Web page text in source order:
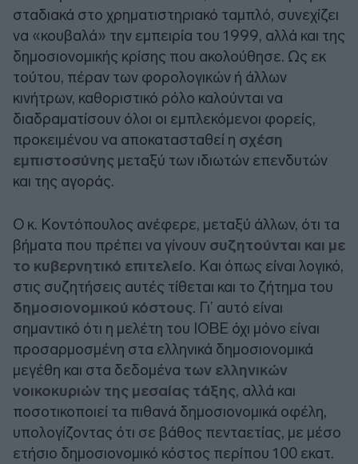
σταδιακά στο χρηματιστηριακό ταμπλό, συνεχίζει
να «κουβαλά» την εμπειρία του 1999, αλλά και της
δημοσιονομικής κρίσης που ακολούθησε. Ως εκ
τούτου, πέραν των φορολογικών ή άλλων
κινήτρων, καθοριστικό ρόλο καλούνται να
διαδραματίσουν όλοι οι εμπλεκόμενοι φορείς,
προκειμένου να αποκατασταθεί η σχέση
εμπιστοσύνης μεταξύ των ιδιωτών επενδυτών
και της αγοράς.
Ο κ. Κοντόπουλος ανέφερε, μεταξύ άλλων, ότι τα
βήματα που πρέπει να γίνουν συζητούνται και με
το κυβερνητικό επιτελείο. Και όπως είναι λογικό,
στις συζητήσεις αυτές τίθεται και το ζήτημα του
δημοσιονομικού κόστους. Γι’ αυτό είναι
σημαντικό ότι η μελέτη του ΙΟΒΕ όχι μόνο είναι
προσαρμοσμένη στα ελληνικά δημοσιονομικά
μεγέθη και στα δεδομένα των ελληνικών
νοικοκυριών της μεσαίας τάξης, αλλά και
ποσοτικοποιεί τα πιθανά δημοσιονομικά οφέλη,
υπολογίζοντας ότι σε βάθος πενταετίας, με μέσο
ετήσιο δημοσιονομικό κόστος περίπου 100 εκατ.